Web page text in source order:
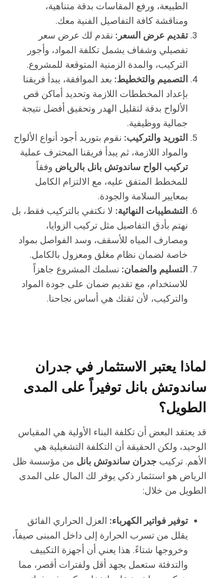
الطبيعة، ورفع المقاسات بدقة متناهية،
ومناقشة كافة التفاصيل الفنية معك.
تقديم عرض السعر: نقدم لك عرض سعر
تفصيلي وشفاف يشمل تكلفة المواد، وأجور
التركيب، والمدة الزمنية المتوقعة للمشروع.
التصميم والتخطيط: بعد الموافقة، يبدأ فريقنا
بإعداد المخططات اللازمة وتحديد أماكن قص
الألواح بدقة لتقليل الهدر وتحقيق أفضل نتيجة
جمالية ووظيفية.
التوريد والتركيب: نقوم بتوريد أجود أنواع الألواح
والمواد اللازمة، ثم يبدأ فريقنا المحترف عملية
تركيب الواح ساندوتش بانل بالرياض وفقاً
للمخطط المتفق عليه، مع الالتزام الكامل
بمعايير السلامة والجودة.
التشطيبات النهائية: لا نكتفي بالتركيب فقط، بل
نهتم بأدق التفاصيل مثل تركيب الزوايا،
ومصارف المياه للأسقف، وسد الفواصل بمواد
خاصة لضمان نظام مغلق ومعزول بالكامل.
التسليم والضمان: نسلمك المشروع جاهزاً
للاستخدام، مع تقديم ضمان على جودة المواد
والتركيب، لأن ثقتك هي أساس نجاحنا.
لماذا يعتبر الاستثمار في جدران
ساندوتش بانل توفيراً على المدى
الطويل؟
قد يعتقد البعض أن تكلفة البناء الأولية هي المقياس
الوحيد، ولكن الحقيقة أن التكلفة التشغيلية هي
الأهم. تركيب جدران ساندوتش بانل من مؤسسة ظل
الرياض هو استثمار ذكي يوفر لك المال على المدى
الطويل من خلال:
توفير فواتير الكهرباء: العزل الحراري الفائق
يقلل من تسرب الحرارة إلى داخل المبنى صيفاً،
وخروجها شتاءً. هذا يعني أن أجهزة التكييف
والتدفئة ستعمل بجهد أقل ولفترات أقصر، مما